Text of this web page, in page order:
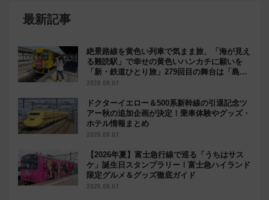
最新記事
絶景路線を黄色い列車で気まま旅、「海が見え
る難読駅」で幸せの黄色いハンカチに願いを
「新・鉄道ひとり旅」279回目の舞台は「島原
鉄道」
2026.08.07
ドクターイエロー＆500系新幹線の引退記念ツ
アー秋の追加企画が決定！乗車体験やグッズ・
ホテル情報まとめ
2026.08.07
【2026年夏】富士急行線で巡る「うちはサス
ケ」誕生日スタンプラリー！富士急ハイランド
限定グルメ＆グッズ徹底ガイド
2026.08.07